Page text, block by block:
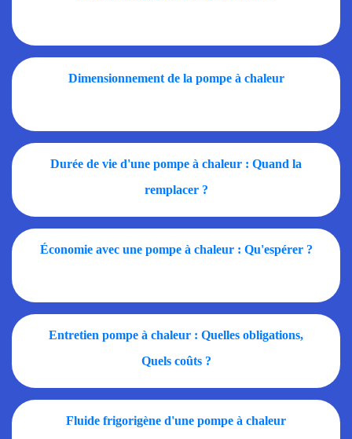
Dimensionnement de la pompe à chaleur
Durée de vie d'une pompe à chaleur : Quand la
remplacer ?
Économie avec une pompe à chaleur : Qu'espérer ?
Entretien pompe à chaleur : Quelles obligations,
Quels coûts ?
Fluide frigorigène d'une pompe à chaleur